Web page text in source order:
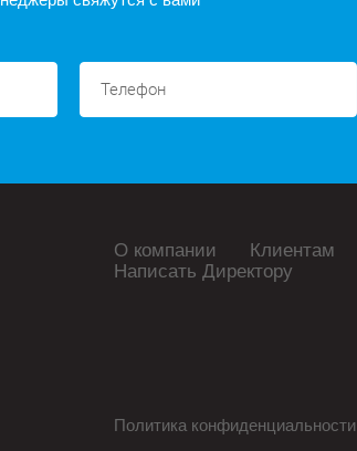
О компании Клиентам
Написать Директору
Политика конфиденциальности